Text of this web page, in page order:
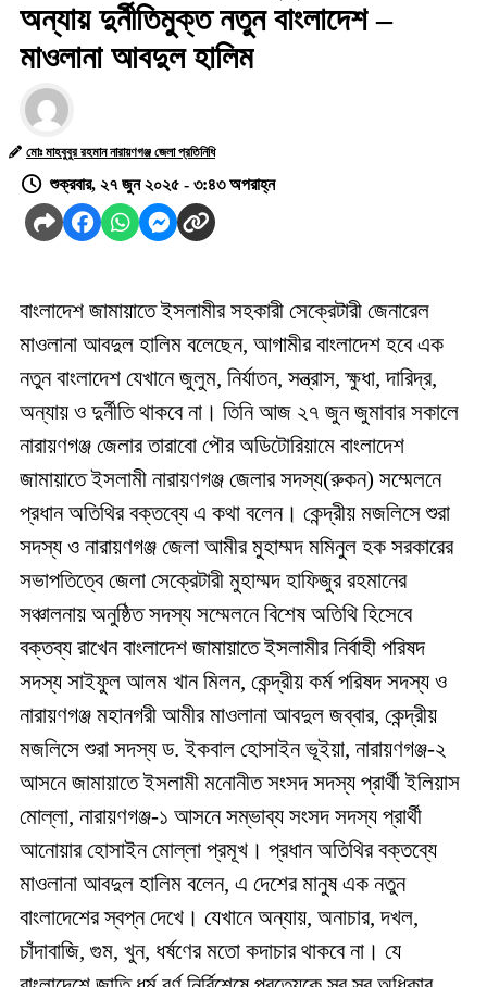
অন্যায় দুর্নীতিমুক্ত নতুন বাংলাদেশ –
মাওলানা আবদুল হালিম
মোঃ মাহবুবুর রহমান নারায়ণগঞ্জ জেলা প্রতিনিধি
শুক্রবার, ২৭ জুন ২০২৫ - ৩:৪৩ অপরাহ্ন
বাংলাদেশ জামায়াতে ইসলামীর সহকারী সেক্রেটারী জেনারেল
মাওলানা আবদুল হালিম বলেছেন, আগামীর বাংলাদেশ হবে এক
নতুন বাংলাদেশ যেখানে জুলুম, নির্যাতন, সন্ত্রাস, ক্ষুধা, দারিদ্র,
অন্যায় ও দুর্নীতি থাকবে না। তিনি আজ ২৭ জুন জুমাবার সকালে
নারায়ণগঞ্জ জেলার তারাবো পৌর অডিটোরিয়ামে বাংলাদেশ
জামায়াতে ইসলামী নারায়ণগঞ্জ জেলার সদস্য(রুকন) সম্মেলনে
প্রধান অতিথির বক্তব্যে এ কথা বলেন। কেন্দ্রীয় মজলিসে শুরা
সদস্য ও নারায়ণগঞ্জ জেলা আমীর মুহাম্মদ মমিনুল হক সরকারের
সভাপতিত্বে জেলা সেক্রেটারী মুহাম্মদ হাফিজুর রহমানের
সঞ্চালনায় অনুষ্ঠিত সদস্য সম্মেলনে বিশেষ অতিথি হিসেবে
বক্তব্য রাখেন বাংলাদেশ জামায়াতে ইসলামীর নির্বাহী পরিষদ
সদস্য সাইফুল আলম খান মিলন, কেন্দ্রীয় কর্ম পরিষদ সদস্য ও
নারায়ণগঞ্জ মহানগরী আমীর মাওলানা আবদুল জব্বার, কেন্দ্রীয়
মজলিসে শুরা সদস্য ড. ইকবাল হোসাইন ভূইয়া, নারায়ণগঞ্জ-২
আসনে জামায়াতে ইসলামী মনোনীত সংসদ সদস্য প্রার্থী ইলিয়াস
মোল্লা, নারায়ণগঞ্জ-১ আসনে সম্ভাব্য সংসদ সদস্য প্রার্থী
আনোয়ার হোসাইন মোল্লা প্রমূখ। প্রধান অতিথির বক্তব্যে
মাওলানা আবদুল হালিম বলেন, এ দেশের মানুষ এক নতুন
বাংলাদেশের স্বপ্ন দেখে। যেখানে অন্যায়, অনাচার, দখল,
চাঁদাবাজি, গুম, খুন, ধর্ষণের মতো কদাচার থাকবে না। যে